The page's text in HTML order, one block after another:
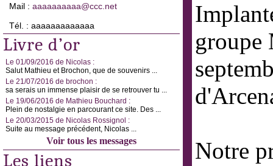
Mail : aaaaaaaaaa@ccc.net
Tél. : aaaaaaaaaaaaa
Livre d’or
Le 01/09/2016 de Nicolas :
Salut Mathieu et Brochon, que de souvenirs ...
Le 21/07/2016 de brochon :
sa serais un immense plaisir de se retrouver tu ...
Le 19/06/2016 de Mathieu Bouchard :
Plein de nostalgie en parcourant ce site. Des ...
Le 20/03/2015 de Nicolas Rossignol :
Suite au message précédent, Nicolas ...
Voir tous les messages
Les liens
groupe
Notre